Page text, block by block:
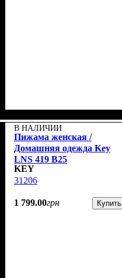
В НАЛИЧИИ
Пижама женская /
Домашняя одежда Key
LNS 419 B25
KEY
31206
1 799.00грн Купить